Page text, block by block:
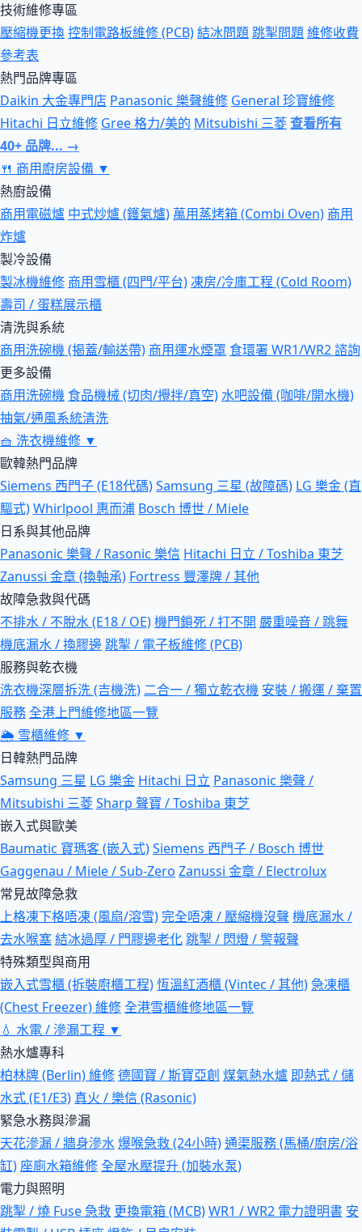
技術維修專區
壓縮機更換控制電路板維修 (PCB)結冰問題跳掣問題維修收費
參考表
熱門品牌專區
Daikin 大金專門店 Panasonic 樂聲維修 General 珍寶維修
Hitachi 日立維修 Gree 格力/美的 Mitsubishi 三菱查看所有
40+ 品牌... →
🍴 商用廚房設備 ▼
熱廚設備
商用電磁爐 中式炒爐 (鑊氣爐) 萬用蒸烤箱 (Combi Oven) 商用
炸爐
製冷設備
製冰機維修 商用雪櫃 (四門/平台)凍房/冷庫工程 (Cold Room)
壽司 / 蛋糕展示櫃
清洗與系統
商用洗碗機 (揭蓋/輸送帶) 商用運水煙罩 食環署 WR1/WR2 諮詢
更多設備
商用洗碗機 食品機械 (切肉/攪拌/真空)水吧設備 (咖啡/開水機)
抽氣/通風系統清洗
🧺 洗衣機維修 ▼
歐韓熱門品牌
Siemens 西門子 (E18代碼)Samsung 三星 (故障碼) LG 樂金 (直
驅式)Whirlpool 惠而浦 Bosch 博世 / Miele
日系與其他品牌
Panasonic 樂聲 / Rasonic 樂信 Hitachi 日立 / Toshiba 東芝
Zanussi 金章 (換軸承) Fortress 豐澤牌 / 其他
故障急救與代碼
不排水 / 不脫水 (E18 / OE)機門鎖死 / 打不開 嚴重噪音 / 跳舞
機底漏水 / 換膠邊跳掣 / 電子板維修 (PCB)
服務與乾衣機
洗衣機深層拆洗 (吉機洗) 二合一 / 獨立乾衣機 安裝 / 搬運 / 棄置
服務全港上門維修地區一覽
🌦 雪櫃維修 ▼
日韓熱門品牌
Samsung 三星 LG 樂金 Hitachi 日立 Panasonic 樂聲 /
Mitsubishi 三菱Sharp 聲寶 / Toshiba 東芝
嵌入式與歐美
Baumatic 寶瑪客 (嵌入式)Siemens 西門子 / Bosch 博世
Gaggenau / Miele / Sub-Zero Zanussi 金章 / Electrolux
常見故障急救
上格凍下格唔凍 (風扇/溶雪)完全唔凍 / 壓縮機沒聲 機底漏水 /
去水喉塞結冰過厚 / 門膠邊老化跳掣 / 閃燈 / 警報聲
特殊類型與商用
嵌入式雪櫃 (拆裝廚櫃工程)恆溫紅酒櫃 (Vintec / 其他)急凍櫃
(Chest Freezer) 維修全港雪櫃維修地區一覽
💧 水電 / 滲漏工程 ▼
熱水爐專科
柏林牌 (Berlin) 維修德國寶 / 斯寶亞創 煤氣熱水爐 即熱式 / 儲
水式 (E1/E3) 真火 / 樂信 (Rasonic)
緊急水務與滲漏
天花滲漏 / 牆身滲水爆喉急救 (24小時)通渠服務 (馬桶/廚房/浴
缸) 座廁水箱維修全屋水壓提升 (加裝水泵)
電力與照明
跳掣 / 燒 Fuse 急救 更換電箱 (MCB)WR1 / WR2 電力證明書 安